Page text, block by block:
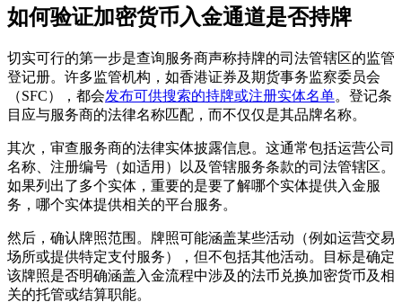
如何验证加密货币入金通道是否持牌
切实可行的第一步是查询服务商声称持牌的司法管辖区的监管
登记册。许多监管机构，如香港证券及期货事务监察委员会
（SFC），都会发布可供搜索的持牌或注册实体名单。登记条
目应与服务商的法律名称匹配，而不仅仅是其品牌名称。
其次，审查服务商的法律实体披露信息。这通常包括运营公司
名称、注册编号（如适用）以及管辖服务条款的司法管辖区。
如果列出了多个实体，重要的是要了解哪个实体提供入金服
务，哪个实体提供相关的平台服务。
然后，确认牌照范围。牌照可能涵盖某些活动（例如运营交易
场所或提供特定支付服务），但不包括其他活动。目标是确定
该牌照是否明确涵盖入金流程中涉及的法币兑换加密货币及相
关的托管或结算职能。